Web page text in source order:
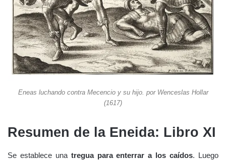
Eneas luchando contra Mecencio y su hijo. por Wenceslas Hollar
(1617)
Resumen de la Eneida: Libro XI
Se establece unatregua para enterrar a los caídos. Luego